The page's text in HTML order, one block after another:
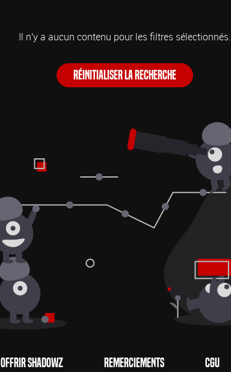
Il n'y a aucun contenu pour les filtres sélectionnés.
Réinitialiser la recherche
Offrir Shadowz Remerciements CGU